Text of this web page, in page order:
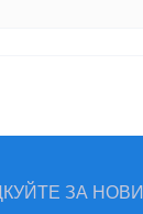
ЗА